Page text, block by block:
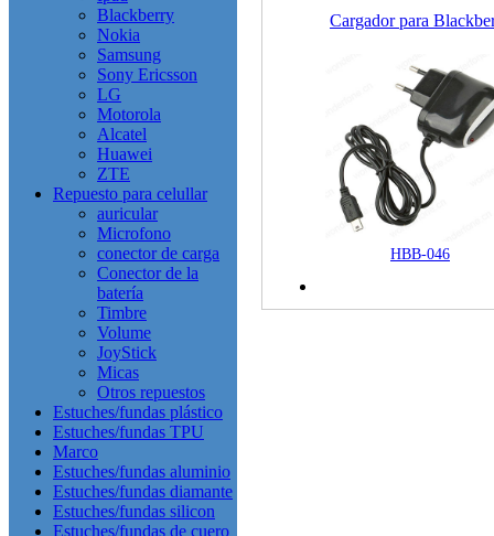
Blackberry
Nokia
Samsung
Sony Ericsson
LG
Motorola
Alcatel
Huawei
ZTE
Repuesto para celullar
auricular
Microfono
conector de carga
Conector de la
batería
Timbre
Volume
JoyStick
Micas
Otros repuestos
Estuches/fundas plástico
Estuches/fundas TPU
Marco
Estuches/fundas aluminio
Estuches/fundas diamante
Estuches/fundas silicon
Estuches/fundas de cuero
Cargador para
HBB-046